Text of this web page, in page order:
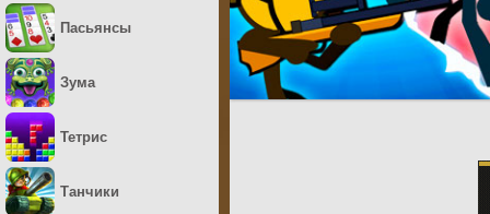
Пасьянсы
Зума
Тетрис
Танчики